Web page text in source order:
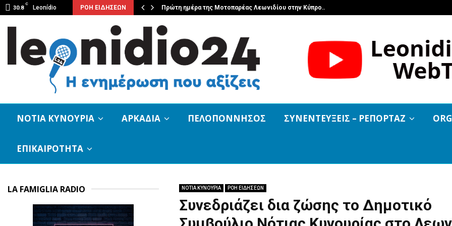
30.8
C
Leonídio ΡΟΗ ΕΙΔΗΣΕΩΝ
βραδιά από τον Φιλοπρόοδο… Πρώτη ημέρα της Μοτοπαρέας Λεωνιδίου στην Κύπρο…
ΝΟΤΙΑ ΚΥΝΟΥΡΙΑ ΑΡΚΑΔΙΑ ΠΕΛΟΠΟΝΝΗΣΟΣ ΣΥΝΕΝΤΕΥΞΕΙΣ – ΡΕΠΟΡΤΑΖ
ΕΠΙΚΑΙΡΟΤΗΤΑ
ΝΟΤΙΑ ΚΥΝΟΥΡΙΑ ΡΟΗ ΕΙΔΗΣΕΩΝ
Συνεδριάζει δια ζώσης το Δημοτικό
LA FAMIGLIA RADIO